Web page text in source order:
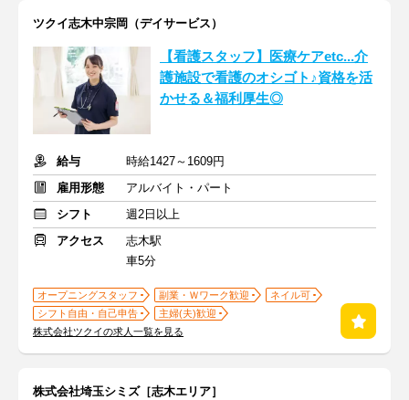
ツクイ志木中宗岡（デイサービス）
【看護スタッフ】医療ケアetc...介
護施設で看護のオシゴト♪資格を活
かせる＆福利厚生◎
給与
時給1427～1609円
雇用形態
アルバイト・パート
シフト
週2日以上
アクセス
志木駅
車5分
オープニングスタッフ 副業・Ｗワーク歓迎
ネイル可
シフト自由・自己申告
主婦(夫)歓迎
株式会社ツクイの求人一覧を見る
株式会社埼玉シミズ［志木エリア］